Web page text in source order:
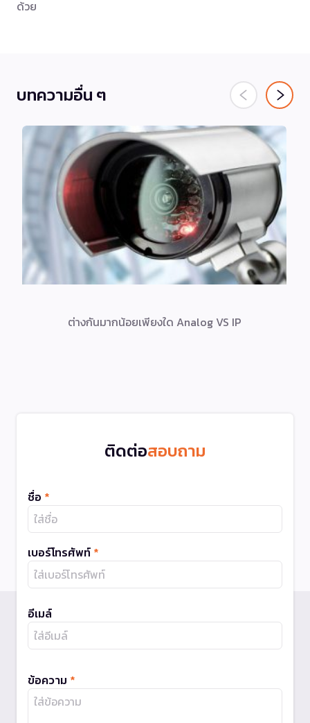
ด้วย
บทความอื่น ๆ
ต่างกันมากน้อยเพียงใด Analog VS IP
ติดต่อสอบถาม
ชื่อ *
เบอร์โทรศัพท์ *
อีเมล์
ข้อความ *